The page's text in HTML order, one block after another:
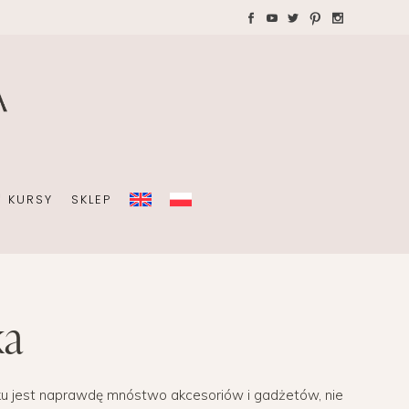
KURSY SKLEP
jest naprawdę mnóstwo akcesoriów i gadżetów, nie